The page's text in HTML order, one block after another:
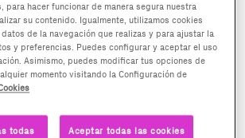
para hacer funcionar de manera segura nuestra
su contenido. Igualmente, utilizamos cookies
de la navegación que realizas y para ajustar la
y preferencias. Puedes configurar y aceptar el uso
Asimismo, puedes modificar tus opciones de
momento visitando la Configuración de
todas Aceptar todas las cookies